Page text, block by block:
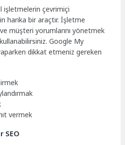
işletmelerin çevrimiçi
harika bir araçtır. İşletme
müşteri yorumlarını yönetmek
Google My
dikkat etmeniz gereken
vermek
SEO